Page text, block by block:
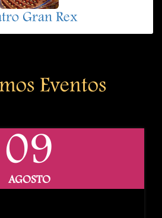
Gran Rex
Eventos
09
AGOSTO